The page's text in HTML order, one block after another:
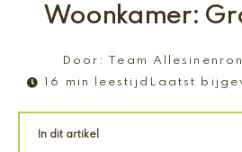
Woonkamer:
Door:
Team
16 min leestijd Laatst
In dit artikel